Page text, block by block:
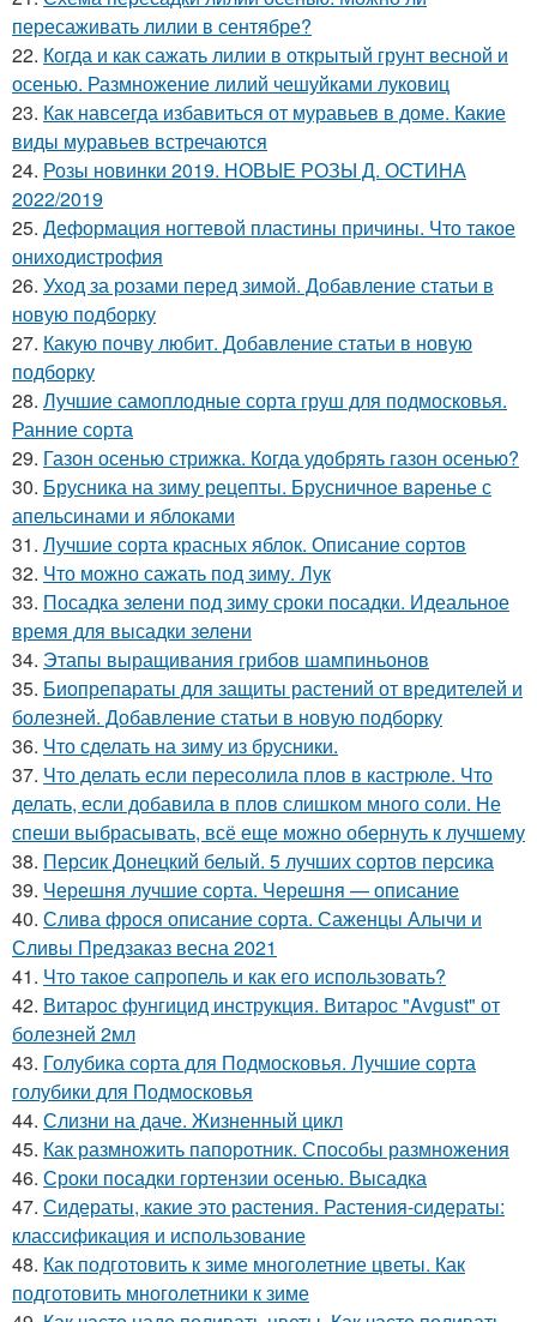
пересаживать лилии в сентябре?
22. Когда и как сажать лилии в открытый грунт весной и
осенью. Размножение лилий чешуйками луковиц
23. Как навсегда избавиться от муравьев в доме. Какие
виды муравьев встречаются
24. Розы новинки 2019. НОВЫЕ РОЗЫ Д. ОСТИНА
2022/2019
25. Деформация ногтевой пластины причины. Что такое
ониходистрофия
26. Уход за розами перед зимой. Добавление статьи в
новую подборку
27. Какую почву любит. Добавление статьи в новую
подборку
28. Лучшие самоплодные сорта груш для подмосковья.
Ранние сорта
29. Газон осенью стрижка. Когда удобрять газон осенью?
30. Брусника на зиму рецепты. Брусничное варенье с
апельсинами и яблоками
31. Лучшие сорта красных яблок. Описание сортов
32. Что можно сажать под зиму. Лук
33. Посадка зелени под зиму сроки посадки. Идеальное
время для высадки зелени
34. Этапы выращивания грибов шампиньонов
35. Биопрепараты для защиты растений от вредителей и
болезней. Добавление статьи в новую подборку
36. Что сделать на зиму из брусники.
37. Что делать если пересолила плов в кастрюле. Что
делать, если добавила в плов слишком много соли. Не
спеши выбрасывать, всё еще можно обернуть к лучшему
38. Персик Донецкий белый. 5 лучших сортов персика
39. Черешня лучшие сорта. Черешня — описание
40. Слива фрося описание сорта. Саженцы Алычи и
Сливы Предзаказ весна 2021
41. Что такое сапропель и как его использовать?
42. Витарос фунгицид инструкция. Витарос "Avgust" от
болезней 2мл
43. Голубика сорта для Подмосковья. Лучшие сорта
голубики для Подмосковья
44. Слизни на даче. Жизненный цикл
45. Как размножить папоротник. Способы размножения
46. Сроки посадки гортензии осенью. Высадка
47. Сидераты, какие это растения. Растения-сидераты:
классификация и использование
48. Как подготовить к зиме многолетние цветы. Как
подготовить многолетники к зиме